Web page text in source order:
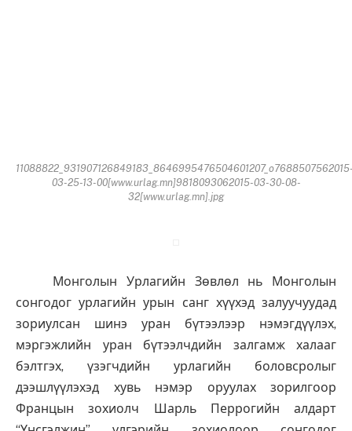
03-25-13-00[www.urlag.mn]9818093062015-03-30-08-
32[www.urlag.mn].jpg
Монголын Урлагийн Зөвлөл нь Монголын
сонгодог урлагийн урын санг хүүхэд залуучуудад
зориулсан шинэ уран бүтээлээр нэмэгдүүлэх,
мэргэжлийн уран бүтээлчдийн залгамж халааг
бэлтгэх, үзэгчдийн урлагийн боловсролыг
дээшлүүлэхэд хувь нэмэр оруулах зорилгоор
Францын зохиолч Шарль Перрогийн алдарт